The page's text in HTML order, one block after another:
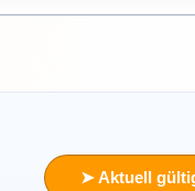
➤ Aktuell